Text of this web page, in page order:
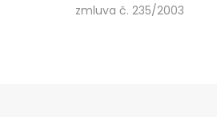
zmluva č. 235/2003